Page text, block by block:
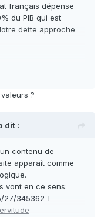
français dépense
du PIB qui est
dette approche
de cette
?
dit :
contenu de
apparaît comme
vont en ce sens:
27/345362-l-